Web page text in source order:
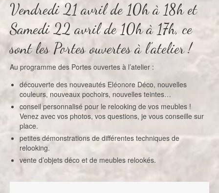
Vendredi 21 avril de 10h à 18h et
Samedi 22 avril de 10h à 17h, ce
sont les Portes ouvertes à l’atelier !
Au programme des Portes ouvertes à l’atelier :
découverte des nouveautés Eléonore Déco, nouvelles
couleurs, nouveaux pochoirs, nouvelles teintes…
conseil personnalisé pour le relooking de vos meubles !
Venez avec vos photos, vos questions, je vous conseille sur
place.
petites démonstrations de différentes techniques de
relooking.
vente d’objets déco et de meubles relookés.